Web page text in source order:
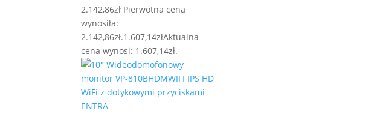
2.142,86zł Pierwotna cena
wynosiła:
2.142,86zł.1.607,14złAktualna
cena wynosi: 1.607,14zł.